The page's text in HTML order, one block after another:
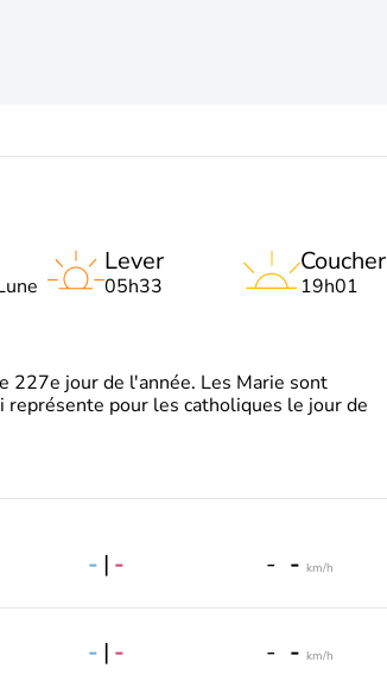
Lever
05h33
Coucher
19h01
227e jour de l'année. Les Marie sont
pour les catholiques le jour de
- | - - - km/h
- | - - - km/h